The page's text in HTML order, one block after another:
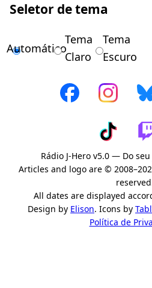
Seletor de tema
Automático
Tema
Claro
Tema
Escuro
Rádio J-Hero v5.0 — Do
Articles and logo are ©
All dates are displayed
Design by Elison. Icons by
Política de